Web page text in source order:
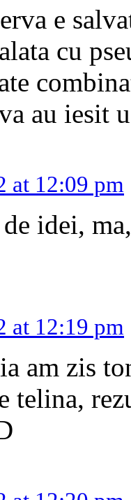
e
cu
au iesit
at 12:09 pm
idei,
at 12:19 pm
am zis
telina,